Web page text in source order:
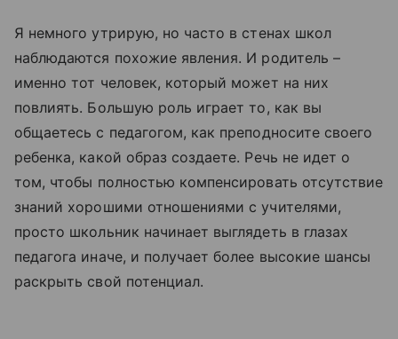
Я немного утрирую, но часто в стенах школ
наблюдаются похожие явления. И родитель –
именно тот человек, который может на них
повлиять. Большую роль играет то, как вы
общаетесь с педагогом, как преподносите своего
ребенка, какой образ создаете. Речь не идет о
том, чтобы полностью компенсировать отсутствие
знаний хорошими отношениями с учителями,
просто школьник начинает выглядеть в глазах
педагога иначе, и получает более высокие шансы
раскрыть свой потенциал.